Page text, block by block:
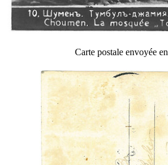
Carte postale envoyée